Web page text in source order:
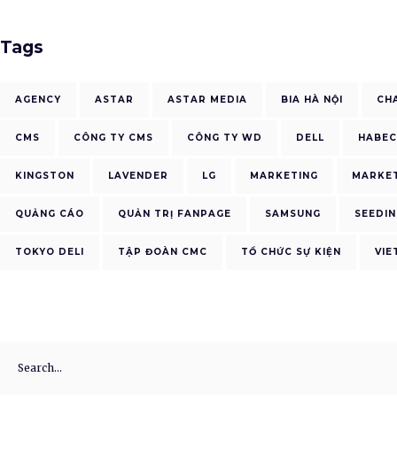
Tags
AGENCY ASTAR ASTAR MEDIA BIA HÀ NỘI
CMS CÔNG TY CMS CÔNG TY WD DELL
KINGSTON LAVENDER LG MARKETING
QUẢNG CÁO QUẢN TRỊ FANPAGE SAMSUNG
TOKYO DELI TẬP ĐOÀN CMC TỔ CHỨC SỰ KIỆN
for: